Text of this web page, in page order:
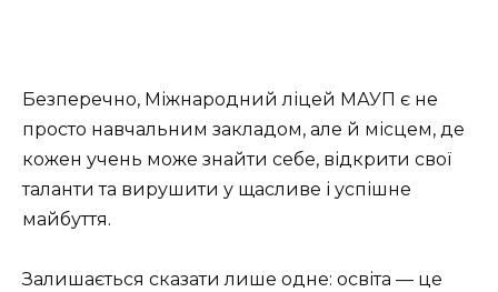
Безперечно, Міжнародний ліцей МАУП є не
просто навчальним закладом, але й місцем, де
кожен учень може знайти себе, відкрити свої
таланти та вирушити у щасливе і успішне
майбуття.
Залишається сказати лише одне: освіта — це